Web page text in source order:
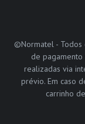
©Normatel - Todos
de
realizadas via
prévio. Em caso
carrinho